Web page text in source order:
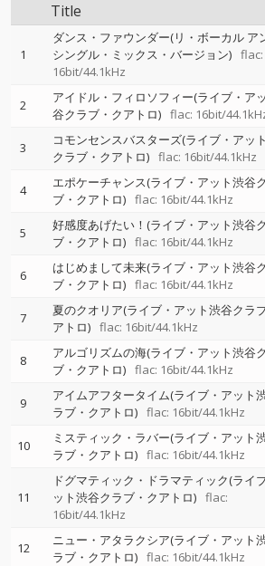
Title
1
ダンス・ファウンダー(リ・ボーカル ア
シングル・ミックス・バージョン) flac:
16bit/44.1kHz
2
アイドル・フィロソフィー(ライブ・ア
谷クラブ・クアトロ) flac: 16bit/
3
コモンセンスバスターズ(ライブ・アッ
クラブ・クアトロ) flac: 16bit/44.1kHz
4
エポケーチャンス(ライブ・アット渋谷
ブ・クアトロ) flac: 16bit/44.1kHz
5
好感度あげたい！(ライブ・アット渋谷
ブ・クアトロ) flac: 16bit/44.1kHz
6
はじめまして未来(ライブ・アット渋谷
ブ・クアトロ) flac: 16bit/44.1kHz
7
夏のクオリア(ライブ・アット渋谷クラ
アトロ) flac: 16bit/44.1kHz
8
アルゴリズムの海(ライブ・アット渋谷
ブ・クアトロ) flac: 16bit/44.1kHz
9
アイムアフタータイム(ライブ・アット
ラブ・クアトロ) flac: 16bit/44.1kHz
10
ミスティック・ラバー(ライブ・アット
ラブ・クアトロ) flac: 16bit/44.1kHz
11
ドグマティック・ドラマティック(ライ
ット渋谷クラブ・クアトロ) flac:
16bit/44.1kHz
12
ニュー・アタラクシア(ライブ・アット
ラブ・クアトロ) flac: 16bit/44.1kHz